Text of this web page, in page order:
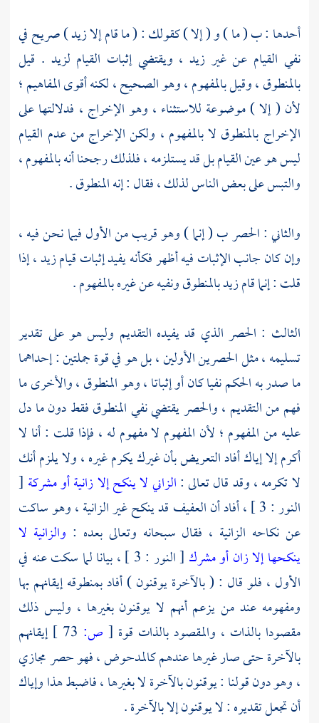
أحدها : ب ( ما ) و ( إلا ) كقولك : ( ما قام إلا زيد ) صريح في
نفي القيام عن غير زيد ، ويقتضي إثبات القيام لزيد . قيل
بالمنطوق ، وقيل بالمفهوم ، وهو الصحيح ، لكنه أقوى المفاهيم ؛
لأن ( إلا ) موضوعة للاستثناء ، وهو الإخراج ، فدلالتها على
الإخراج بالمنطوق لا بالمفهوم ، ولكن الإخراج من عدم القيام
ليس هو عين القيام بل قد يستلزمه ، فلذلك رجحنا أنه بالمفهوم ،
والتبس على بعض الناس لذلك ، فقال : إنه المنطوق .
والثاني : الحصر ب ( إنما ) وهو قريب من الأول فيما نحن فيه ،
وإن كان جانب الإثبات فيه أظهر فكأنه يفيد إثبات قيام زيد ، إذا
قلت : إنما قام زيد بالمنطوق ونفيه عن غيره بالمفهوم .
الثالث : الحصر الذي قد يفيده التقديم وليس هو على تقدير
تسليمه ، مثل الحصرين الأولين ، بل هو في قوة جملتين : إحداهما
ما صدر به الحكم نفيا كان أو إثباتا ، وهو المنطوق ، والأخرى ما
فهم من التقديم ، والحصر يقتضي نفي المنطوق فقط دون ما دل
عليه من المفهوم ؛ لأن المفهوم لا مفهوم له ، فإذا قلت : أنا لا
أكرم إلا إياك أفاد التعريض بأن غيرك يكرم غيره ، ولا يلزم أنك
لا تكرمه ، وقد قال تعالى :الزاني لا ينكح إلا زانية أو مشركة [
النور : 3 ] ، أفاد أن العفيف قد ينكح غير الزانية ، وهو ساكت
عن نكاحه الزانية ، فقال سبحانه وتعالى بعده : والزانية لا
ينكحها إلا زان أو مشرك
[ النور : 3 ] ، بيانا لما سكت عنه في
الأول ، فلو قال : ( بالآخرة يوقنون ) أفاد بمنطوقه إيقانهم بها
ومفهومه عند من يزعم أنهم لا يوقنون بغيرها ، وليس ذلك
مقصودا بالذات ، والمقصود بالذات قوة [ ص:
إيقانهم
بالآخرة حتى صار غيرها عندهم كالمدحوض ، فهو حصر مجازي
، وهو دون قولنا : يوقنون بالآخرة لا بغيرها ، فاضبط هذا وإياك
أن تجعل تقديره : لا يوقنون إلا بالآخرة .